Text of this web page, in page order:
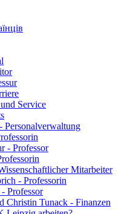
Service
Personalverwaltung
- Professor
Mitarbeiter
- Professorin
Professor
Christin Tunack - Finanzen